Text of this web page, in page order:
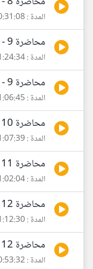
المدة : 00:31:08
محاضرة 9 - جزء 1
المدة : 01:24:34
محاضرة 9 - جزء 2
المدة : 01:06:45
محاضرة 10
المدة : 01:07:39
محاضرة 11
المدة : 01:02:04
محاضرة 12 - جزء 1
المدة : 01:12:30
محاضرة 12 - جزء 2
المدة : 00:53:32